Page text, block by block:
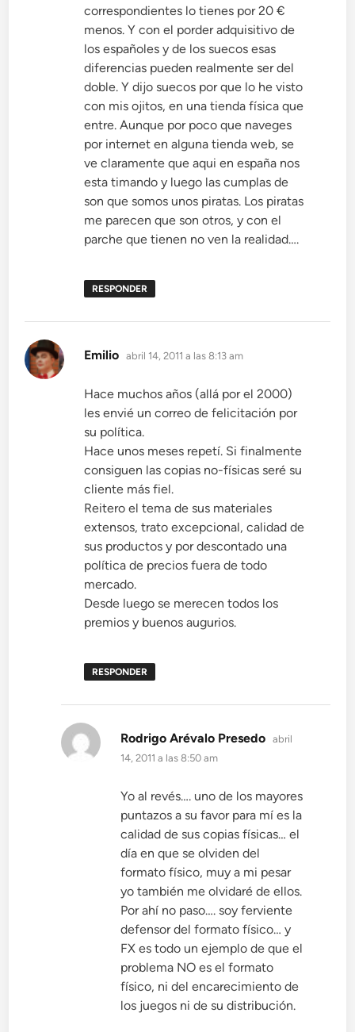
correspondientes lo tienes por 20 €
menos. Y con el porder adquisitivo de
los españoles y de los suecos esas
diferencias pueden realmente ser del
doble. Y dijo suecos por que lo he visto
con mis ojitos, en una tienda física que
entre. Aunque por poco que naveges
por internet en alguna tienda web, se
ve claramente que aqui en españa nos
esta timando y luego las cumplas de
son que somos unos piratas. Los piratas
me parecen que son otros, y con el
parche que tienen no ven la realidad….
RESPONDER
Emilio dice:
abril 14, 2011 a las 8:13 am
Hace muchos años (allá por el 2000)
les envié un correo de felicitación por
su política.
Hace unos meses repetí. Si finalmente
consiguen las copias no-físicas seré su
cliente más fiel.
Reitero el tema de sus materiales
extensos, trato excepcional, calidad de
sus productos y por descontado una
política de precios fuera de todo
mercado.
Desde luego se merecen todos los
premios y buenos augurios.
RESPONDER
Rodrigo Arévalo Presedo dice:
abril
14, 2011 a las 8:50 am
Yo al revés…. uno de los mayores
puntazos a su favor para mí es la
calidad de sus copias físicas… el
día en que se olviden del
formato físico, muy a mi pesar
yo también me olvidaré de ellos.
Por ahí no paso…. soy ferviente
defensor del formato físico… y
FX es todo un ejemplo de que el
problema NO es el formato
físico, ni del encarecimiento de
los juegos ni de su distribución.